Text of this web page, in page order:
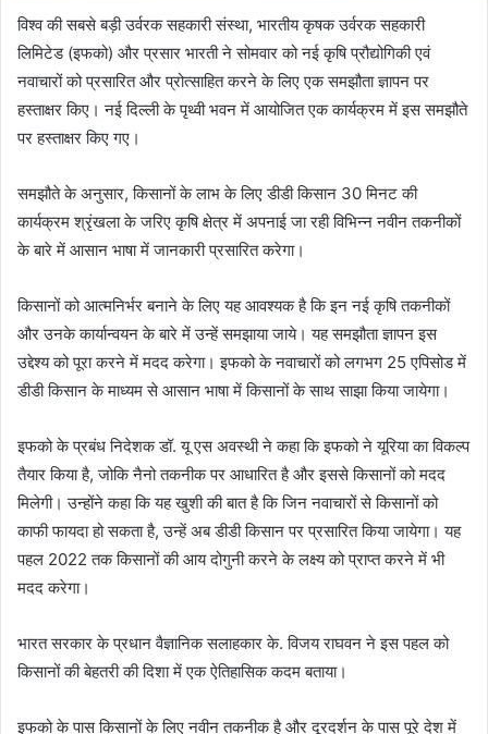
विश्व की सबसे बड़ी उर्वरक सहकारी संस्था, भारतीय कृषक उर्वरक सहकारी
लिमिटेड (इफको) और प्रसार भारती ने सोमवार को नई कृषि प्रौद्योगिकी एवं
नवाचारों को प्रसारित और प्रोत्साहित करने के लिए एक समझौता ज्ञापन पर
हस्ताक्षर किए। नई दिल्ली के पृथ्वी भवन में आयोजित एक कार्यक्रम में इस समझौते
पर हस्ताक्षर किए गए।
समझौते के अनुसार, किसानों के लाभ के लिए डीडी किसान 30 मिनट की
कार्यक्रम श्रृंखला के जरिए कृषि क्षेत्र में अपनाई जा रही विभिन्न नवीन तकनीकों
के बारे में आसान भाषा में जानकारी प्रसारित करेगा।
किसानों को आत्मनिर्भर बनाने के लिए यह आवश्यक है कि इन नई कृषि तकनीकों
और उनके कार्यान्वयन के बारे में उन्हें समझाया जाये। यह समझौता ज्ञापन इस
उद्देश्य को पूरा करने में मदद करेगा। इफको के नवाचारों को लगभग 25 एपिसोड में
डीडी किसान के माध्यम से आसान भाषा में किसानों के साथ साझा किया जायेगा।
इफको के प्रबंध निदेशक डॉ. यू एस अवस्थी ने कहा कि इफको ने यूरिया का विकल्प
तैयार किया है, जोकि नैनो तकनीक पर आधारित है और इससे किसानों को मदद
मिलेगी। उन्होंने कहा कि यह खुशी की बात है कि जिन नवाचारों से किसानों को
काफी फायदा हो सकता है, उन्हें अब डीडी किसान पर प्रसारित किया जायेगा। यह
पहल 2022 तक किसानों की आय दोगुनी करने के लक्ष्य को प्राप्त करने में भी
मदद करेगा।
भारत सरकार के प्रधान वैज्ञानिक सलाहकार के. विजय राघवन ने इस पहल को
किसानों की बेहतरी की दिशा में एक ऐतिहासिक कदम बताया।
इफको के पास किसानों के लिए नवीन तकनीक है और दूरदर्शन के पास पूरे देश में